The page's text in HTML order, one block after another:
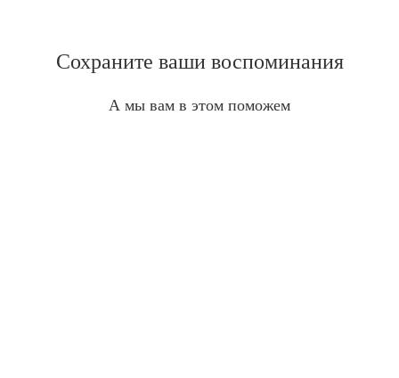
Сохраните ваши воспоминания
А мы вам в этом поможем